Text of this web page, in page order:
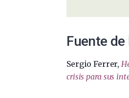
Fuente
Sergio Ferrer,
crisis para sus